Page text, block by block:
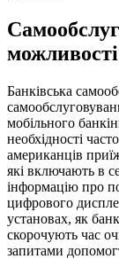
Банківська
мобільного
необхідності
американців
які включають в
інформацію про
цифрового
установах, як
скорочують час
запитами